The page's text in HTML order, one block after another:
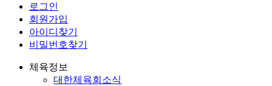
로그인
회원가입
아이디찾기
비밀번호찾기
체육정보
대한체육회소식